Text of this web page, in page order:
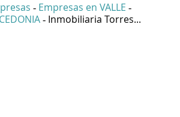
- Empresas en VALLE -
- Inmobiliaria Torres...